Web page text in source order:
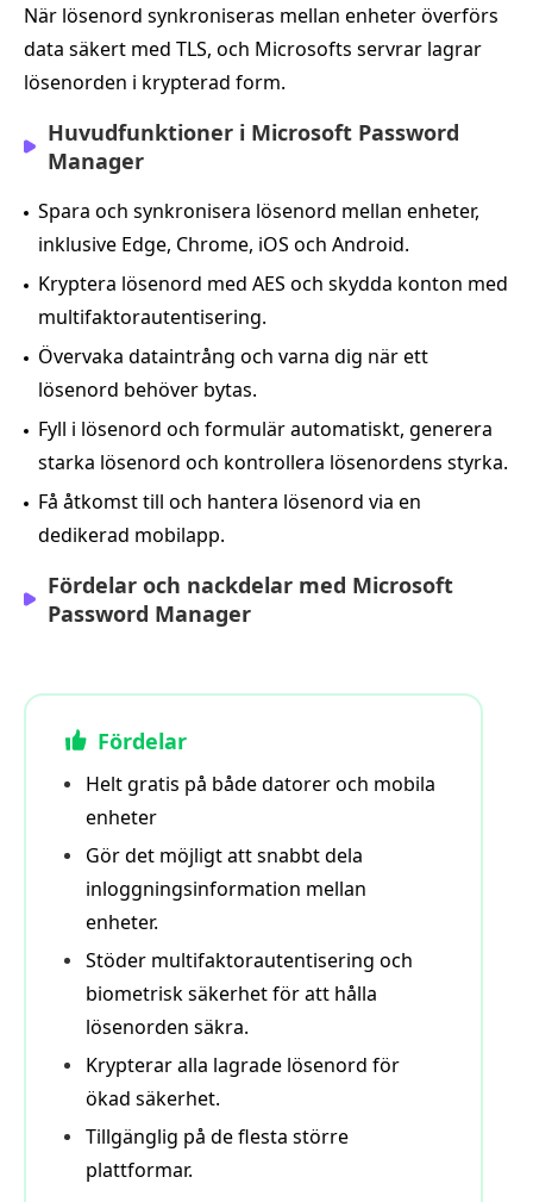
När lösenord synkroniseras mellan enheter överförs
data säkert med TLS, och Microsofts servrar lagrar
lösenorden i krypterad form.
Huvudfunktioner i Microsoft Password
Manager
Spara och synkronisera lösenord mellan enheter,
inklusive Edge, Chrome, iOS och Android.
Kryptera lösenord med AES och skydda konton med
multifaktorautentisering.
Övervaka dataintrång och varna dig när ett
lösenord behöver bytas.
Fyll i lösenord och formulär automatiskt, generera
starka lösenord och kontrollera lösenordens styrka.
Få åtkomst till och hantera lösenord via en
dedikerad mobilapp.
Fördelar och nackdelar med Microsoft
Password Manager
Fördelar
Helt gratis på både datorer och mobila
enheter
Gör det möjligt att snabbt dela
inloggningsinformation mellan
enheter.
Stöder multifaktorautentisering och
biometrisk säkerhet för att hålla
lösenorden säkra.
Krypterar alla lagrade lösenord för
ökad säkerhet.
Tillgänglig på de flesta större
plattformar.